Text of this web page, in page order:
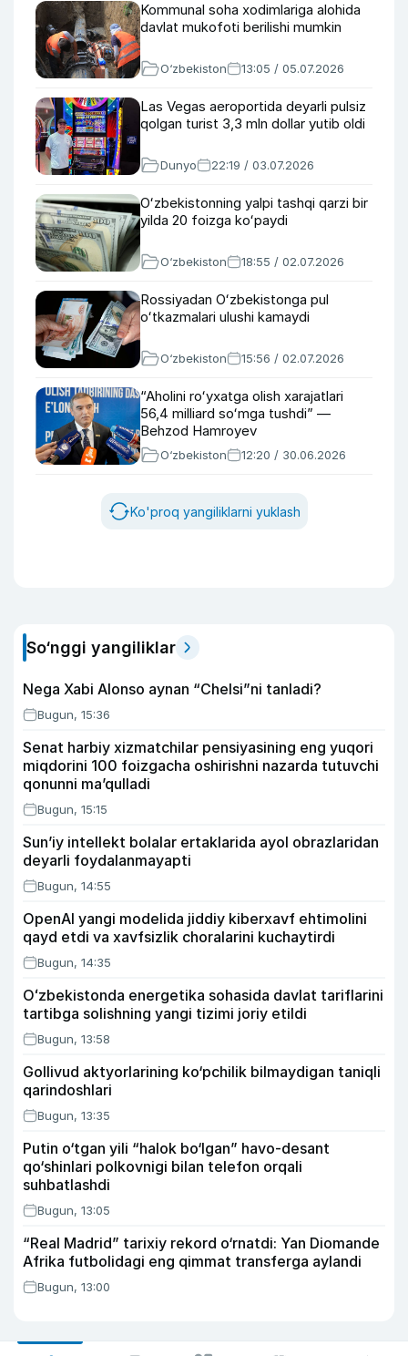
Kommunal soha xodimlariga alohida
davlat mukofoti berilishi mumkin
O‘zbekiston 13:05 / 05.07.2026
Las Vegas aeroportida deyarli pulsiz
qolgan turist 3,3 mln dollar yutib oldi
Dunyo 22:19 / 03.07.2026
Oʻzbekistonning yalpi tashqi qarzi bir
yilda 20 foizga koʻpaydi
O‘zbekiston 18:55 / 02.07.2026
Rossiyadan Oʻzbekistonga pul
oʻtkazmalari ulushi kamaydi
O‘zbekiston 15:56 / 02.07.2026
“Aholini roʻyxatga olish xarajatlari
56,4 milliard soʻmga tushdi” —
Behzod Hamroyev
O‘zbekiston 12:20 / 30.06.2026
Ko'proq yangiliklarni yuklash
So‘nggi yangiliklar
Nega Xabi Alonso aynan “Chelsi”ni tanladi?
Bugun, 15:36
Senat harbiy xizmatchilar pensiyasining eng yuqori
miqdorini 100 foizgacha oshirishni nazarda tutuvchi
qonunni ma’qulladi
Bugun, 15:15
Sun’iy intellekt bolalar ertaklarida ayol obrazlaridan
deyarli foydalanmayapti
Bugun, 14:55
OpenAI yangi modelida jiddiy kiberxavf ehtimolini
qayd etdi va xavfsizlik choralarini kuchaytirdi
Bugun, 14:35
Oʻzbekistonda energetika sohasida davlat tariflarini
tartibga solishning yangi tizimi joriy etildi
Bugun, 13:58
Gollivud aktyorlarining ko‘pchilik bilmaydigan taniqli
qarindoshlari
Bugun, 13:35
Putin o‘tgan yili “halok bo‘lgan” havo-desant
qo‘shinlari polkovnigi bilan telefon orqali
suhbatlashdi
Bugun, 13:05
“Real Madrid” tarixiy rekord o‘rnatdi: Yan Diomande
Afrika futbolidagi eng qimmat transferga aylandi
Bugun, 13:00